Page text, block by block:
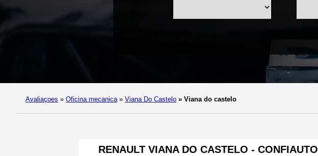
Avaliaçoes » Oficina mecanica » Viana Do Castelo » Viana do castelo
RENAULT VIANA DO CASTELO - CONFIAUTO